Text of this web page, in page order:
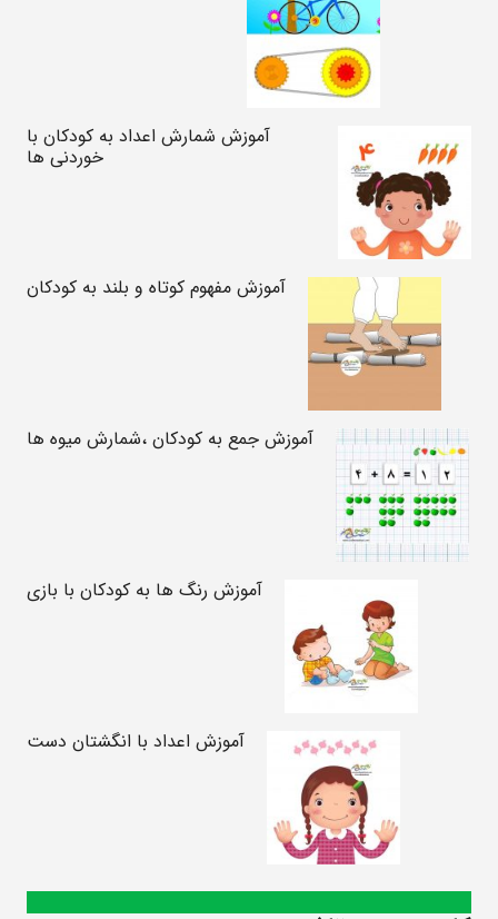
آموزش شمارش اعداد به کودکان با
خوردنی ها
آموزش مفهوم کوتاه و بلند به کودکان
آموزش جمع به کودکان ،شمارش میوه ها
آموزش رنگ ها به کودکان با بازی
آموزش اعداد با انگشتان دست